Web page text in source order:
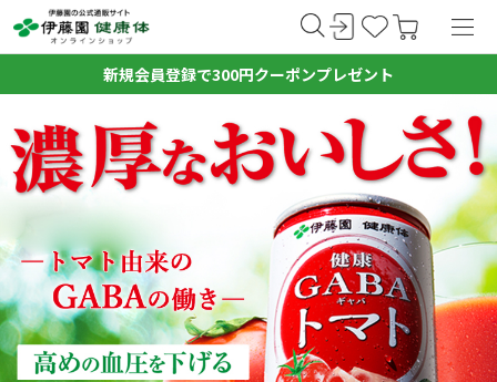
新規会員登録で300円クーポンプレゼント